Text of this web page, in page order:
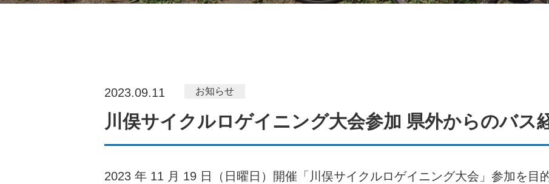
2023.09.11 お知らせ
川俣サイクルロゲイニング大会参加 県外からのバス
2023 年 11 月 19 日（日曜日）開催「川俣サイクルロゲイニング大会」参加を目